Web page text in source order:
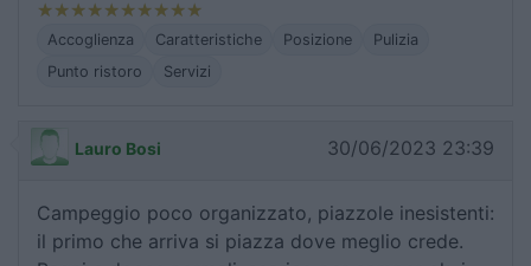
Accoglienza Caratteristiche Posizione
Pulizia
Punto ristoro
Servizi
Lauro Bosi 30/06/2023 23:39
Campeggio poco organizzato, piazzole inesistenti:
il primo che arriva si piazza dove meglio crede.